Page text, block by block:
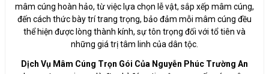
mâm cúng hoàn hảo, từ việc lựa chọn lễ vật, sắp xếp mâm cúng,
đến cách thức bày trí trang trọng, bảo đảm mỗi mâm cúng đều
thể hiện được lòng thành kính, sự tôn trọng đối với tổ tiên và
những giá trị tâm linh của dân tộc.
Dịch Vụ Mâm Cúng Trọn Gói Của Nguyễn Phúc Trường An